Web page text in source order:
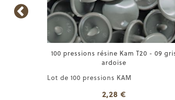
100 pressions résine Kam T20 - 09 gris
ardoise
Lot de 100 pressions KAM
2,28 €